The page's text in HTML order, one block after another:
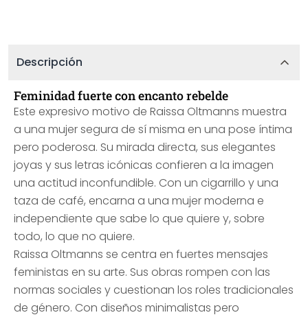
Descripción
Feminidad fuerte con encanto rebelde
Este expresivo motivo de Raissa Oltmanns muestra
a una mujer segura de sí misma en una pose íntima
pero poderosa. Su mirada directa, sus elegantes
joyas y sus letras icónicas confieren a la imagen
una actitud inconfundible. Con un cigarrillo y una
taza de café, encarna a una mujer moderna e
independiente que sabe lo que quiere y, sobre
todo, lo que no quiere.
Raissa Oltmanns se centra en fuertes mensajes
feministas en su arte. Sus obras rompen con las
normas sociales y cuestionan los roles tradicionales
de género. Con diseños minimalistas pero